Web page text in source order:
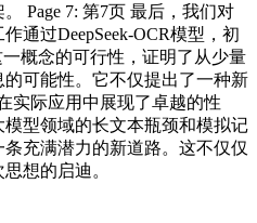
Page 7: 第7页 最后，我们对
通过DeepSeek-OCR模型，初
概念的可行性，证明了从少量
可能性。它不仅提出了一种新
实际应用中展现了卓越的性
型领域的长文本瓶颈和模拟记
充满潜力的新道路。这不仅仅
想的启迪。